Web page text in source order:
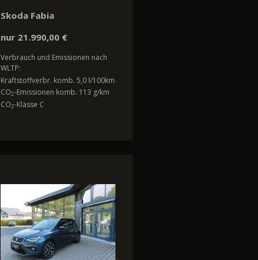
Skoda Fabia
nur 21.990,00 €
Verbrauch und Emissionen nach
WLTP:
Kraftstoffverbr. komb. 5,0 l/100km
CO2-Emissionen komb. 113 g/km
CO2-Klasse C